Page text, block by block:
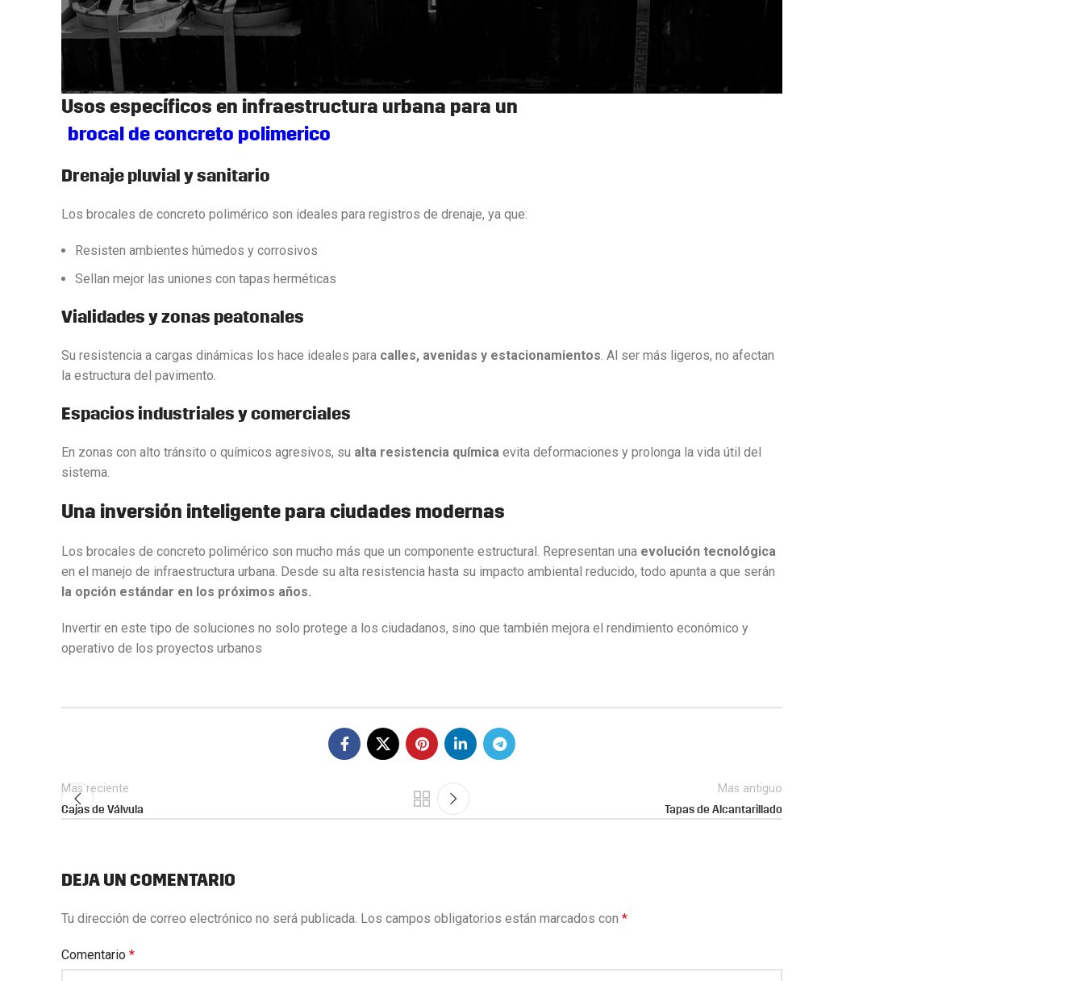
Usos específicos en infraestructura urbana para un
brocal de concreto polimerico
Drenaje pluvial y sanitario
Los brocales de concreto polimérico son ideales para registros de drenaje, ya que:
Resisten ambientes húmedos y corrosivos
Sellan mejor las uniones con tapas herméticas
Vialidades y zonas peatonales
Su resistencia a cargas dinámicas los hace ideales para calles, avenidas y estacionamientos . Al ser más ligeros, no afectan
la estructura del pavimento.
Espacios industriales y comerciales
En zonas con alto tránsito o químicos agresivos, su alta resistencia química evita deformaciones y prolonga la vida útil del
sistema.
Una inversión inteligente para ciudades modernas
Los brocales de concreto polimérico son mucho más que un componente estructural. Representan una evolución tecnológica
en el manejo de infraestructura urbana. Desde su alta resistencia hasta su impacto ambiental reducido, todo apunta a que serán
la opción estándar en los próximos años.
Invertir en este tipo de soluciones no solo protege a los ciudadanos, sino que también mejora el rendimiento económico y
operativo de los proyectos urbanos
Mas reciente
Cajas de Válvula
Mas antiguo
Tapas de Alcantarillado
DEJA UN COMENTARIO
Tu dirección de correo electrónico no será publicada. Los campos obligatorios están marcados con *
Comentario *